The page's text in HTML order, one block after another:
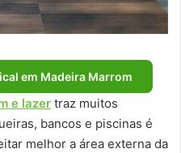
em Madeira Marrom
e lazer traz muitos
bancos e piscinas é
melhor a área externa da